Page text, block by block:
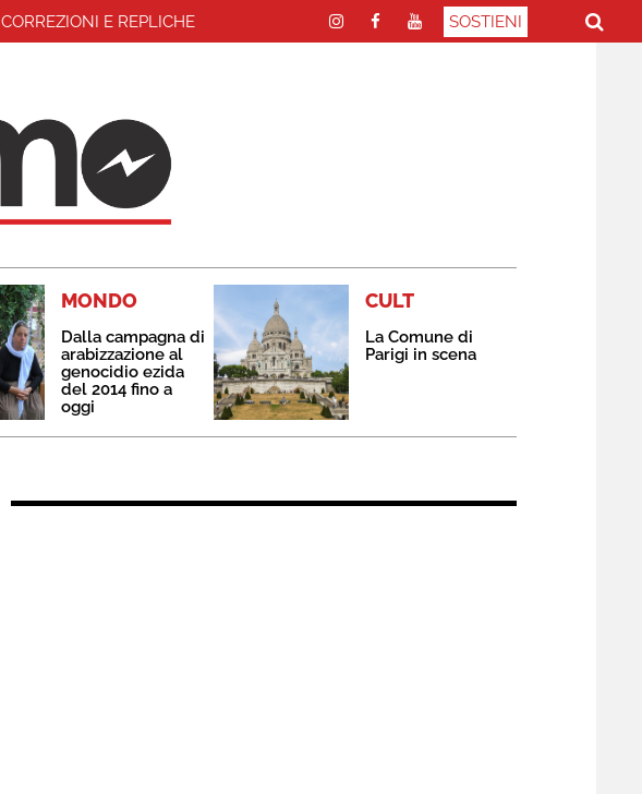
CORREZIONI E REPLICHE SOSTIENI
MONDO
Dalla campagna di
arabizzazione al
genocidio ezida
del 2014 fino a
oggi
CULT
La Comune di
Parigi in scena